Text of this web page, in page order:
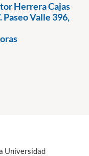
Herrera Cajas
Valle 396,
Universidad